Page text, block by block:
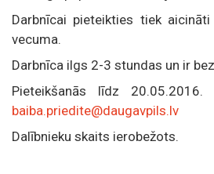
Darbnīcai pieteikties tiek
vecuma.
Darbnīca ilgs 2-3 stundas un ir
Pieteikšanās līdz
baiba.priedite@daugavpils.lv
Dalībnieku skaits ierobežots.